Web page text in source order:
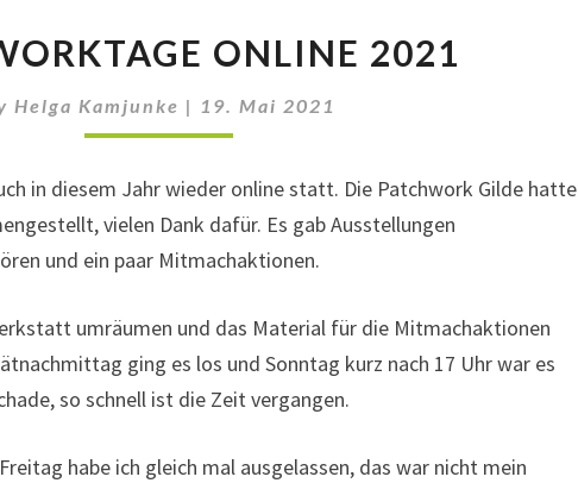
ONLINEONLINE 2021
Helga Kamjunke | 19. Mai 2021
in diesem Jahr wieder online statt. Die Patchwork Gilde hatte
vielen Dank dafür. Es gab Ausstellungen
und ein paar Mitmachaktionen.
umräumen und das Material für die Mitmachaktionen
ging es los und Sonntag kurz nach 17 Uhr war es
so schnell ist die Zeit vergangen.
habe ich gleich mal ausgelassen, das war nicht mein